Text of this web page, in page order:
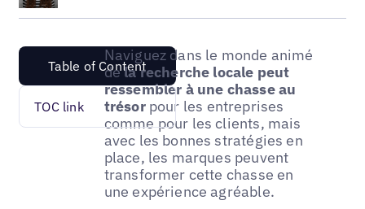
Table of Content
TOC link
Naviguez dans le monde animé
dela recherche locale peut
ressembler à une chasse au
trésorpour les entreprises
comme pour les clients, mais
avec les bonnes stratégies en
place, les marques peuvent
transformer cette chasse en
une expérience agréable.